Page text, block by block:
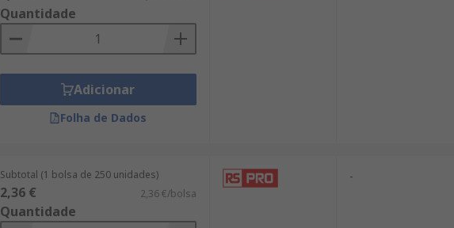
Quantidade
Adicionar
Folha de Dados
Subtotal (1 bolsa de 250 unidades)
2,36 € 2,36 €/bolsa
Quantidade
-